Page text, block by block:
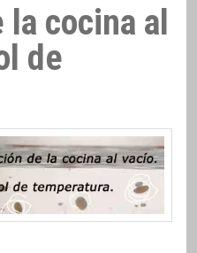
la cocina al
de